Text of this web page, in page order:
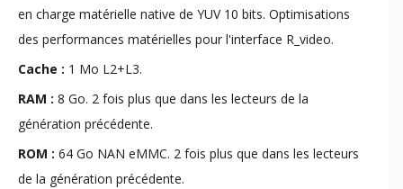
en charge matérielle native de YUV 10 bits. Optimisations
des performances matérielles pour l'interface R_video.
Cache : 1 Mo L2+L3.
RAM : 8 Go. 2 fois plus que dans les lecteurs de la
génération précédente.
ROM : 64 Go NAN eMMC. 2 fois plus que dans les lecteurs
de la génération précédente.